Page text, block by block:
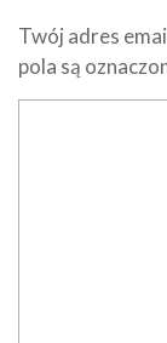
Twój adres
pola są